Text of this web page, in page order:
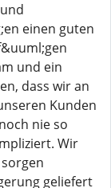
einen guten
und ein
dass wir an
Kunden
nie so
Wir
geliefert